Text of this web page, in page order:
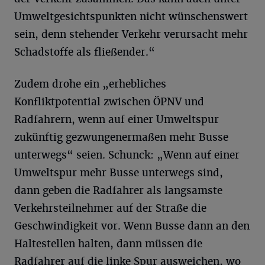
Umweltgesichtspunkten nicht wünschenswert
sein, denn stehender Verkehr verursacht mehr
Schadstoffe als fließender.“
Zudem drohe ein „erhebliches
Konfliktpotential zwischen ÖPNV und
Radfahrern, wenn auf einer Umweltspur
zukünftig gezwungenermaßen mehr Busse
unterwegs“ seien. Schunck: „Wenn auf einer
Umweltspur mehr Busse unterwegs sind,
dann geben die Radfahrer als langsamste
Verkehrsteilnehmer auf der Straße die
Geschwindigkeit vor. Wenn Busse dann an den
Haltestellen halten, dann müssen die
Radfahrer auf die linke Spur ausweichen, wo